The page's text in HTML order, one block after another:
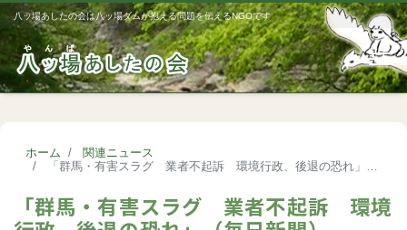
八ッ場あしたの会は八ッ場ダムが抱える問題を伝えるNGOです
ホーム
関連ニュース
「群馬・有害スラグ 業者不起訴 環境行政、後退の恐れ」（毎日新聞）
「群馬・有害スラグ 業者不起訴 環境